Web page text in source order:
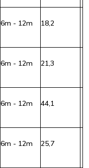
6m - 12m 18,2
6m - 12m 21,3
6m - 12m 44,1
6m - 12m 25,7